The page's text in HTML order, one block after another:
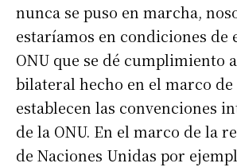
nunca se puso en marcha,
estaríamos en condiciones de
ONU que se dé cumplimiento
bilateral hecho en el marco de
establecen las convenciones
de la ONU. En el marco de la
de Naciones Unidas por